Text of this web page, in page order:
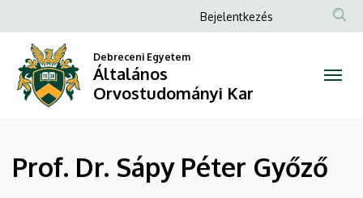
Dr.
Sápy
Péter
Győző
a
tartalomra
Anonim
menüje
Bejelentkezés
Debreceni Egyetem
Általános
Orvostudományi Kar
Prof. Dr. Sápy Péter Győző